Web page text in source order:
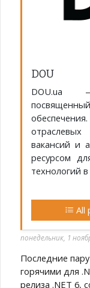
DOU
DOU.ua
вакансий и
ресурсом
технологий
All
понедельник, 1
Последние
горячими для
релиза .NET 6,